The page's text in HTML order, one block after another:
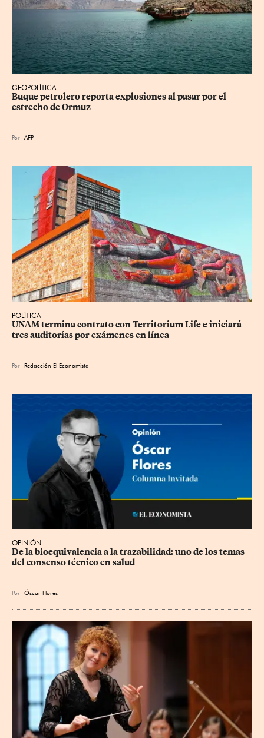
GEOPOLÍTICA
Buque petrolero reporta explosiones al pasar por el
estrecho de Ormuz
Por AFP
POLÍTICA
UNAM termina contrato con Territorium Life e iniciará
tres auditorías por exámenes en línea
Por Redacción El Economista
OPINIÓN
De la bioequivalencia a la trazabilidad: uno de los temas
del consenso técnico en salud
Por Óscar Flores